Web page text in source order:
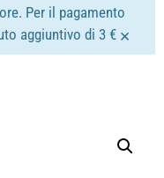
Per il pagamento
aggiuntivo di 3 € ×